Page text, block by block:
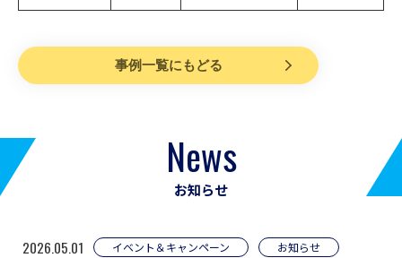
事例一覧にもどる
News
お知らせ
2026.05.01 イベント＆キャンペーン お知らせ